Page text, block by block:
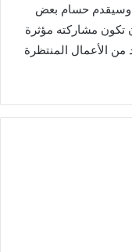
وسيقدم حسام بعض
تكون مشاركته مؤثرة
من الأعمال المنتظرة